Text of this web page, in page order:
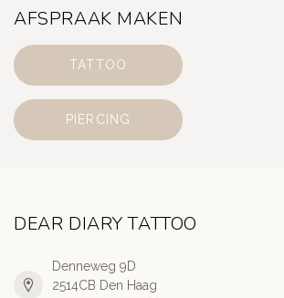
AFSPRAAK MAKEN
TATTOO
PIERCING
DEAR DIARY TATTOO
Denneweg 9D
2514CB Den Haag